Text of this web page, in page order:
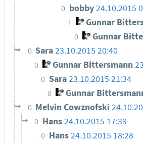
0 bobby24.10.2015
1 Gunnar
0 Gunnar
0 Sara23.10.2015 20:40
0 Gunnar Bittersmann
0 Sara23.10.2015 21:34
0 Gunnar
0 Melvin Cowznofski
0 Hans24.10.2015 17:39
0 Hans24.10.2015 18:28